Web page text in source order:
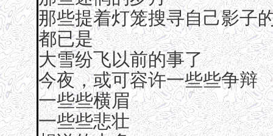
那些提着灯笼搜寻自己影子
都已是
大雪纷飞以前的事了
今夜，或可容许一些些争辩
一些些横眉
一些些悲壮